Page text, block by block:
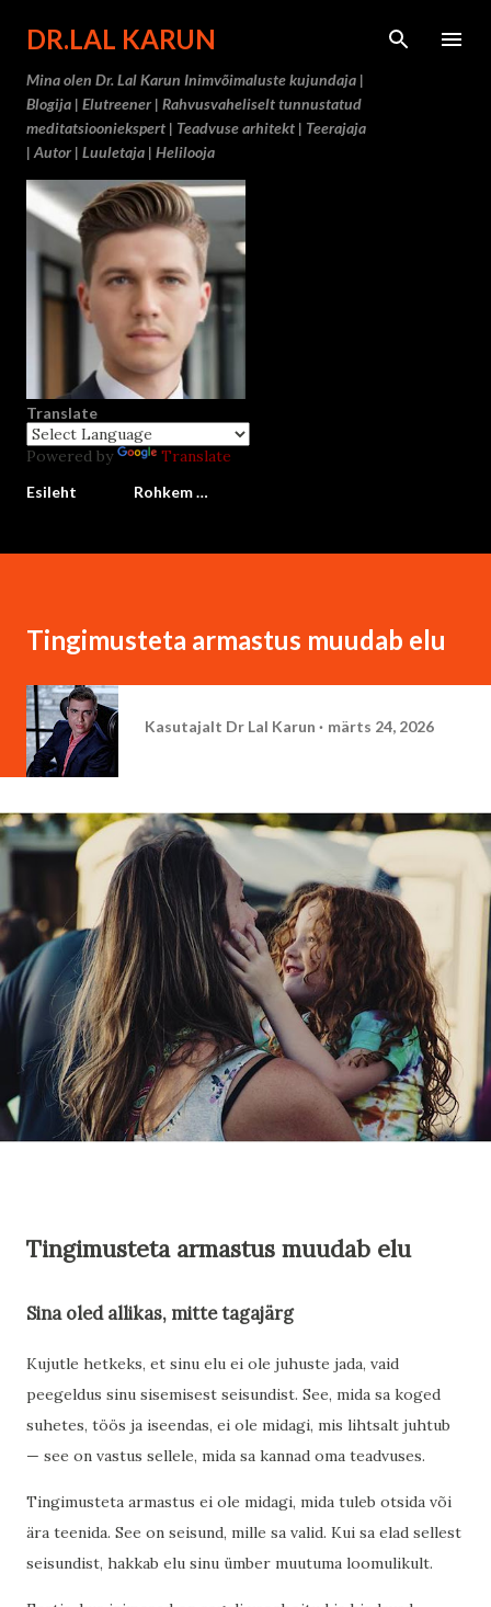
DR.LAL KARUN
Mina olen Dr. Lal Karun Inimvõimaluste kujundaja |
Blogija | Elutreener | Rahvusvaheliselt tunnustatud
meditatsiooniekspert | Teadvuse arhitekt | Teerajaja
| Autor | Luuletaja | Helilooja
Translate
Powered by Translate
Esileht Rohkem …
Tingimusteta armastus muudab elu
Kasutajalt Dr Lal Karun märts 24, 2026
Tingimusteta armastus muudab elu
Sina oled allikas, mitte tagajärg
Kujutle hetkeks, et sinu elu ei ole juhuste jada, vaid
peegeldus sinu sisemisest seisundist. See, mida sa koged
suhetes, töös ja iseendas, ei ole midagi, mis lihtsalt juhtub
— see on vastus sellele, mida sa kannad oma teadvuses.
Tingimusteta armastus ei ole midagi, mida tuleb otsida või
ära teenida. See on seisund, mille sa valid. Kui sa elad sellest
seisundist, hakkab elu sinu ümber muutuma loomulikult.